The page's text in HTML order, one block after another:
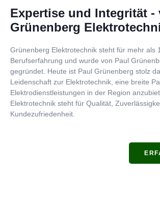
Expertise und Integrität -
Grünenberg
Grünenberg Elektrotechnik steht für mehr als
Berufserfahrung und wurde von Paul
gegründet. Heute ist Paul Grünenberg stolz
Leidenschaft zur Elektrotechnik, eine breite
Elektrodienstleistungen in der Region
Elektrotechnik steht für Qualität,
Kundezufriedenheit.